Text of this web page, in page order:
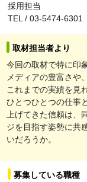
採用担当
TEL / 03-5474-6301
取材担当者より
今回の取材で特に印
メディアの豊富さや
これまでの実績を見
ひとつひとつの仕事
上げてきた信頼は、
ジを目指す姿勢に共
いだろうか。
募集している職種